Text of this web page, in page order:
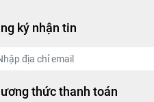
ký nhận tin
thức thanh toán